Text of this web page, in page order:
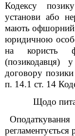
Кодексу
установи або
мають офшорний
юридичною
на користь
(позикодавця)
договору
п. 14.1 ст. 14
Щодо
регламентується